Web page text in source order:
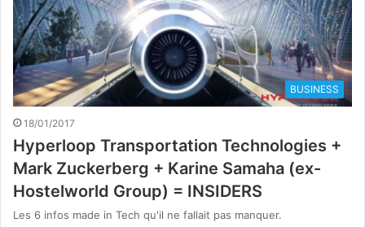
BUSINESS
18/01/2017
Hyperloop Transportation Technologies +
Mark Zuckerberg + Karine Samaha (ex-
Hostelworld Group) = INSIDERS
Les 6 infos made in Tech qu'il ne fallait pas manquer.